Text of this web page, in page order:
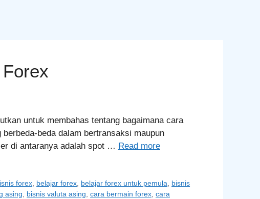
untuk membahas tentang bagaimana cara
beda dalam bertransaksi maupun
di antaranya adalah spot … Read more
forex belajar forex belajar forex untuk pemula
bisnis
asing bisnis valuta asing cara bermain forex cara